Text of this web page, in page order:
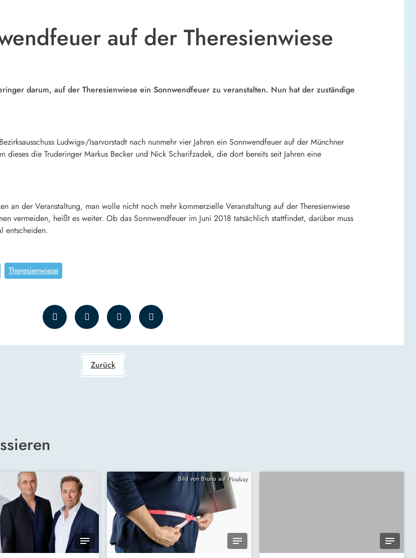
auf der Theresienwiese
darum, auf der Theresienwiese ein Sonnwendfeuer zu veranstalten. Nun hat der zuständige
Ludwigs-/Isarvorstadt nach nunmehr vier Jahren ein Sonnwendfeuer auf der Münchner
dieses die Truderinger Markus Becker und Nick Scharifzadek, die dort bereits seit Jahren eine
an der Veranstaltung, man wolle nicht noch mehr kommerzielle Veranstaltung auf der Theresienwiese
vermeiden, heißt es weiter. Ob das Sonnwendfeuer im Juni 2018 tatsächlich stattfindet, darüber muss
entscheiden.
Theresienwiese
Zurück
Bild von Bruno auf Pixabay